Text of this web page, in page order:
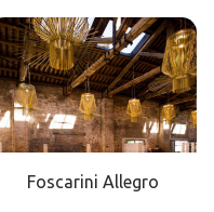
Foscarini Allegro